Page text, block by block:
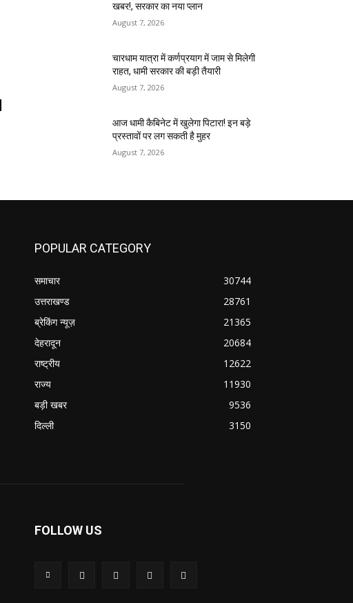
खबर!, सरकार का नया प्लान
August 7, 2026
चारधाम यात्रा में कर्णप्रयाग में जाम से मिलेगी
राहत, धामी सरकार की बड़ी तैयारी
August 7, 2026
आज धामी कैबिनेट में खुलेगा पिटारा! इन बड़े
प्रस्तावों पर लग सकती है मुहर
August 7, 2026
POPULAR CATEGORY
समाचार
30744
उत्तराखण्ड
28761
ब्रेकिंग न्यूज़
21365
देहरादून
20684
राष्ट्रीय
12622
राज्य
11930
बड़ी खबर
9536
दिल्ली
3150
FOLLOW US